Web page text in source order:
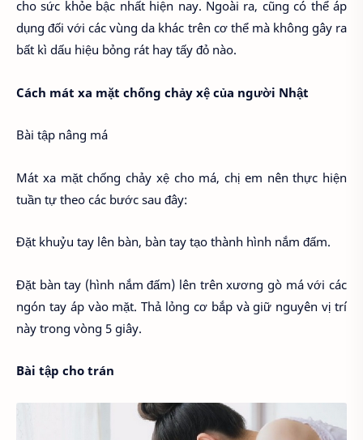
cho sức khỏe bậc nhất hiện nay. Ngoài ra, cũng có thể áp
dụng đối với các vùng da khác trên cơ thể mà không gây ra
bất kì dấu hiệu bỏng rát hay tấy đỏ nào.
Cách mát xa mặt chống chảy xệ của người Nhật
Bài tập nâng má
Mát xa mặt chống chảy xệ cho má, chị em nên thực hiện
tuần tự theo các bước sau đây:
Đặt khuỷu tay lên bàn, bàn tay tạo thành hình nắm đấm.
Đặt bàn tay (hình nắm đấm) lên trên xương gò má với các
ngón tay áp vào mặt. Thả lỏng cơ bắp và giữ nguyên vị trí
này trong vòng 5 giây.
Bài tập cho trán